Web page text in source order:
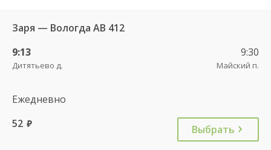
Заря — Вологда АВ 412
9:13
Дитятьево д.
9:30
Майский п.
Ежедневно
52 руб. Выбрать